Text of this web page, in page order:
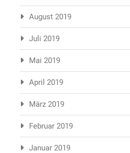
August 2019
Juli 2019
Mai 2019
April 2019
März 2019
Februar 2019
Januar 2019